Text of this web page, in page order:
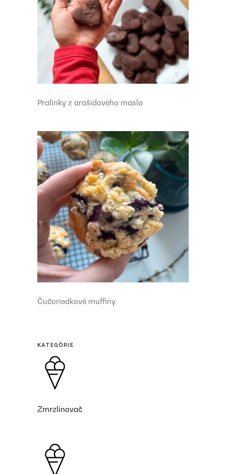
Pralinky z arašidového masla
Čučoriedkové muffiny
KATEGÓRIE
Zmrzlinovač